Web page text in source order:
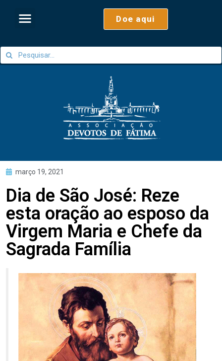
Doe aqui
março 19, 2021
Dia de São José: Reze
esta oração ao esposo da
Virgem Maria e Chefe da
Sagrada Família